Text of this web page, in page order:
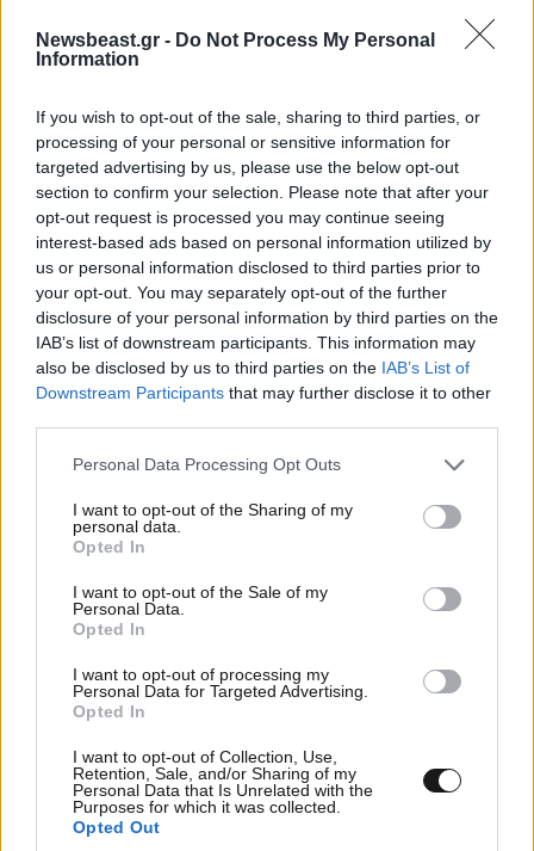
Newsbeast.gr - Do Not Process My Personal
Information
If you wish to opt-out of the sale, sharing to third parties, or
processing of your personal or sensitive information for
targeted advertising by us, please use the below opt-out
section to confirm your selection. Please note that after your
opt-out request is processed you may continue seeing
interest-based ads based on personal information utilized by
us or personal information disclosed to third parties prior to
your opt-out. You may separately opt-out of the further
disclosure of your personal information by third parties on the
IAB’s list of downstream participants. This information may
also be disclosed by us to third parties on the IAB’s List of
Downstream Participants that may further disclose it to other
Please note that this website/app uses one or more Google
not limited to your visit or usage behaviour. You may click to
grant or deny consent to Google and its third-party tags to
use your data for below specified purposes in below Google
consent section.
Personal Data Processing Opt Outs
I want to opt-out of the Sharing of my
personal data.
Opted In
I want to opt-out of the Sale of my
Personal Data.
Opted In
I want to opt-out of processing my
Personal Data for Targeted Advertising.
Opted In
I want to opt-out of Collection, Use,
Retention, Sale, and/or Sharing of my
Personal Data that Is Unrelated with the
Purposes for which it was collected.
Opted Out